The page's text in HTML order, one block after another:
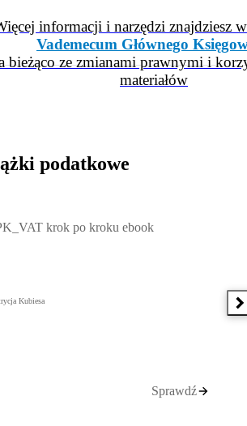
informacji i narzędzi znajdziesz
Vademecum Głównego
bieżąco ze zmianami prawnymi i
materiałów
podatkowe
krok po kroku ebook, Patrycja Kubiesa -
krok po kroku ebook
Kubiesa
Sprawdź